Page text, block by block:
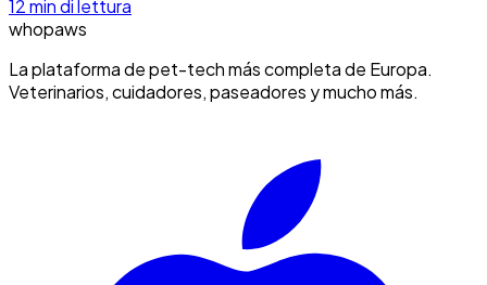
12min di lettura
whopaws
La plataforma de pet-tech más completa de Europa.
Veterinarios, cuidadores, paseadores y mucho más.